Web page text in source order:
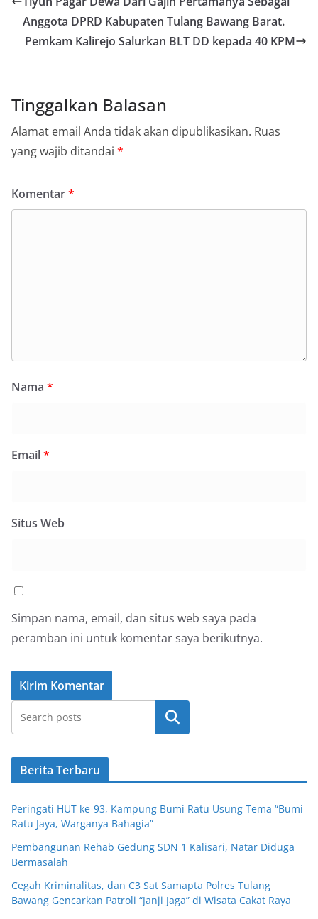
Anggota DPRD Kabupaten Tulang Bawang Barat.
Pemkam Kalirejo Salurkan BLT DD kepada 40 KPM
Tinggalkan Balasan
Alamat email Anda tidak akan dipublikasikan. Ruas
yang wajib ditandai *
Komentar*
Nama *
Email*
Situs Web
Simpan nama, email, dan situs web saya pada
peramban ini untuk komentar saya berikutnya.
Cari
Berita Terbaru
Peringati HUT ke-93, Kampung Bumi Ratu Usung Tema “Bumi
Ratu Jaya, Warganya Bahagia”
Pembangunan Rehab Gedung SDN 1 Kalisari, Natar Diduga
Bermasalah
Cegah Kriminalitas, dan C3 Sat Samapta Polres Tulang
Bawang Gencarkan Patroli “Janji Jaga” di Wisata Cakat Raya